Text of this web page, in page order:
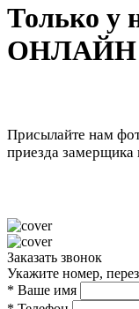
Только у
ОНЛАЙН
Присылайте нам
приезда замерщика
Заказать звонок
Укажите номер,
* Ваше имя